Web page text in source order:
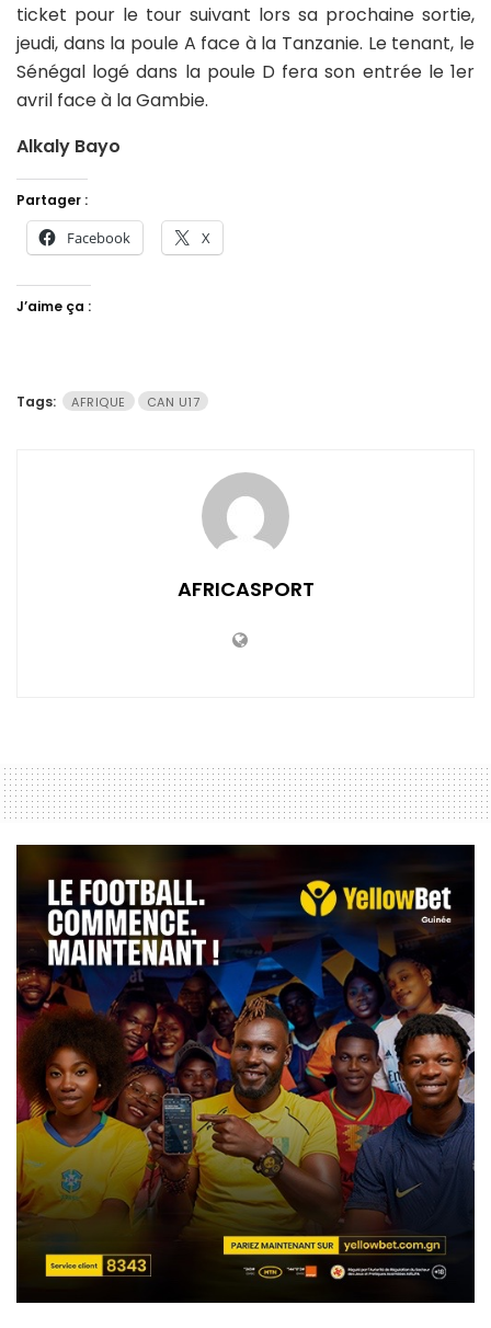
ticket pour le tour suivant lors sa prochaine sortie,
jeudi, dans la poule A face à la Tanzanie. Le tenant, le
Sénégal logé dans la poule D fera son entrée le 1er
avril face à la Gambie.
Alkaly Bayo
Partager :
Facebook X
J’aime ça :
Tags: AFRIQUE CAN U17
AFRICASPORT